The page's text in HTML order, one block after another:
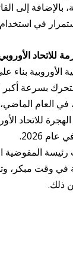
بالإضافة إلى
في
للاتحاد
الأوروبية بناء
التحرك بسرعة
في العام الماضي،
للاتحاد
2026.
المفوضية
في وقت مبكر،
ذلك.